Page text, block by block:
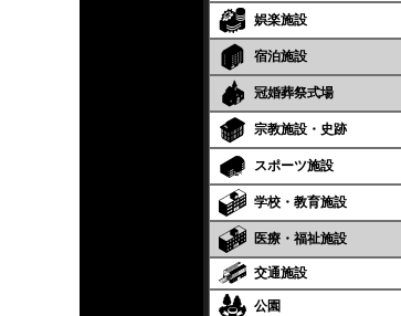
娯楽施設
宿泊施設
冠婚葬祭式場
宗教施設・史跡
スポーツ施設
学校・教育施設
医療・福祉施設
交通施設
公園